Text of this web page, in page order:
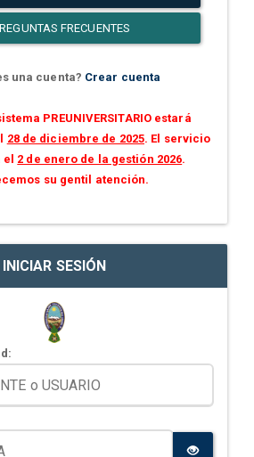
FRECUENTES
una cuenta? Crear cuenta
PREUNIVERSITARIO estará
28 de diciembre de 2025. El servicio
2 de enero de la gestión 2026.
su gentil atención.
INICIAR SESIÓN